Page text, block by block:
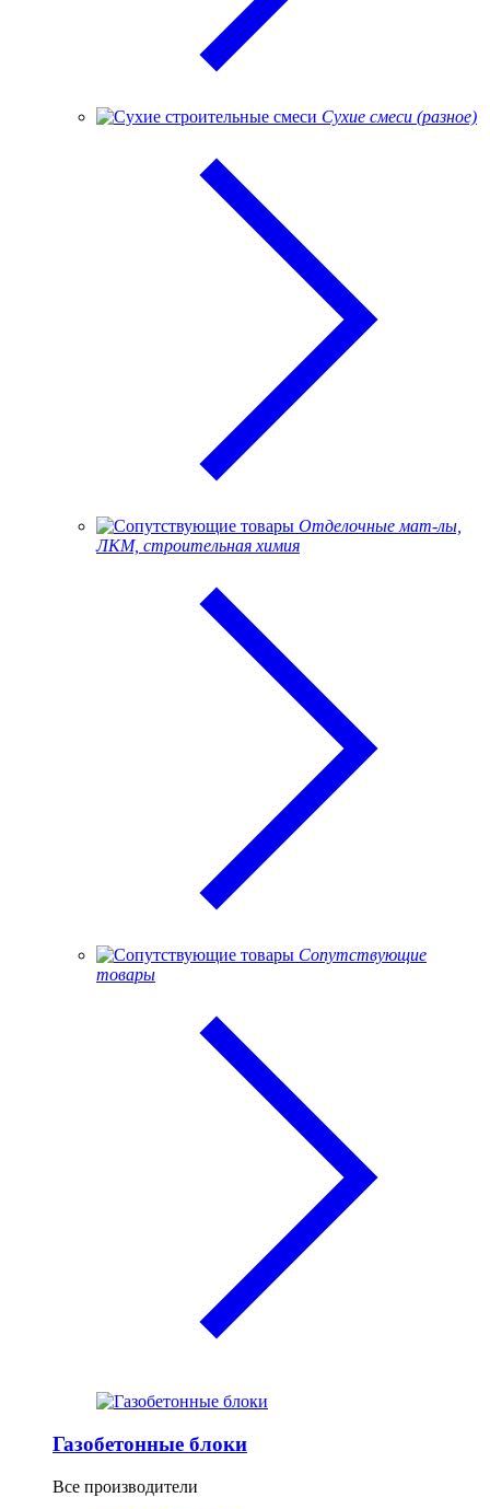
Сухие смеси (разное)
Отделочные мат-лы,
ЛКМ, строительная химия
Сопутствующие
товары
Газобетонные блоки
Все производители